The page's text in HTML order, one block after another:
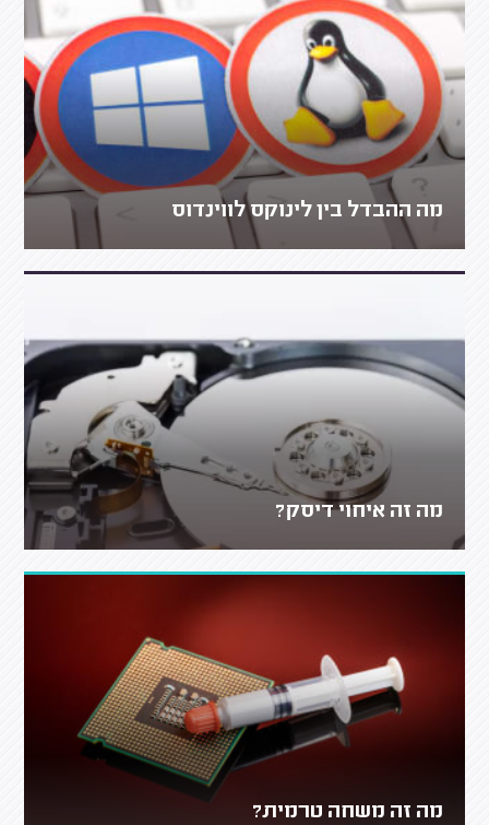
מה ההבדל בין לינוקס לווינדוס
מה זה איחוי דיסק?
מה זה משחה טרמית?